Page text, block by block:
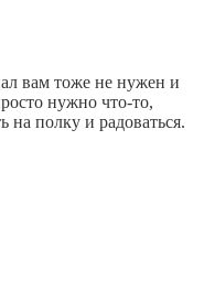
вам тоже не нужен и
нужно что-то,
на полку и радоваться.